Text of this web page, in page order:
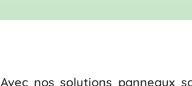
Avec nos solutions panneaux